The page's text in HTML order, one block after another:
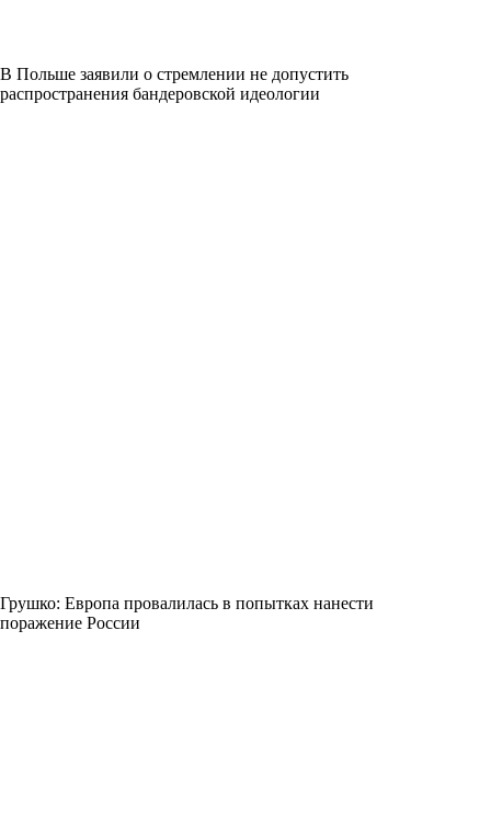
В Польше заявили о стремлении не допустить
распространения бандеровской идеологии
Грушко: Европа провалилась в попытках нанести
поражение России